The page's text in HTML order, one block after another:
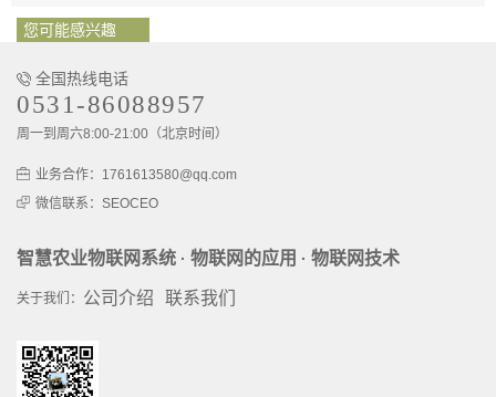
您可能感兴趣
全国热线电话
0531-86088957
周一到周六8:00-21:00（北京时间）
业务合作：1761613580@qq.com
微信联系：SEOCEO
智慧农业物联网系统 · 物联网的应用 · 物联网技术
关于我们： 公司介绍 联系我们